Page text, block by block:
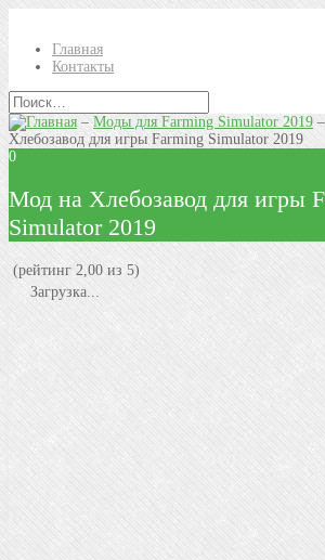
Главная
Контакты
–Моды для Farming Simulator 2019 –
Хлебозавод для игры Farming Simulator 2019
0
Мод на Хлебозавод для игры
Simulator 2019
(рейтинг 2,00 из 5)
Загрузка...